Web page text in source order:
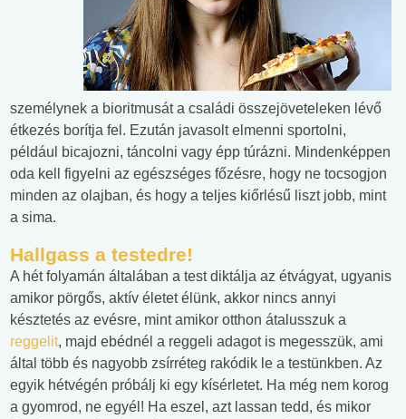
személynek a bioritmusát a családi összejöveteleken lévő
étkezés borítja fel. Ezután javasolt elmenni sportolni,
például bicajozni, táncolni vagy épp túrázni. Mindenképpen
oda kell figyelni az egészséges főzésre, hogy ne tocsogjon
minden az olajban, és hogy a teljes kiőrlésű liszt jobb, mint
a sima.
Hallgass a testedre!
A hét folyamán általában a test diktálja az étvágyat, ugyanis
amikor pörgős, aktív életet élünk, akkor nincs annyi
késztetés az evésre, mint amikor otthon átalusszuk a
reggelit, majd ebédnél a reggeli adagot is megesszük, ami
által több és nagyobb zsírréteg rakódik le a testünkben. Az
egyik hétvégén próbálj ki egy kísérletet. Ha még nem korog
a gyomrod, ne egyél! Ha eszel, azt lassan tedd, és mikor